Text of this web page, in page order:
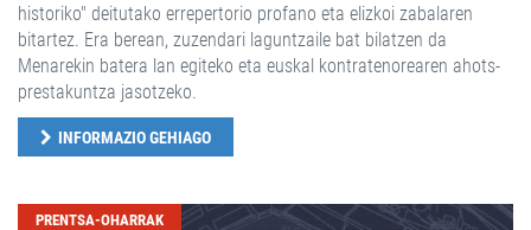
historiko" deitutako errepertorio profano eta elizkoi zabalaren
bitartez. Era berean, zuzendari laguntzaile bat bilatzen da
Menarekin batera lan egiteko eta euskal kontratenorearen ahots-
prestakuntza jasotzeko.
INFORMAZIO GEHIAGO
PRENTSA-OHARRAK